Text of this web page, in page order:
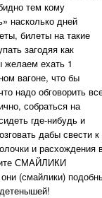
тем кому
насколько дней
билеты на такие
загодяя как
ехать 1
вагоне, что бы
надо обговорить
собраться на
где-нибудь и
дабы свести к
и расхождения
СМАЙЛИКИ
(смайлики)